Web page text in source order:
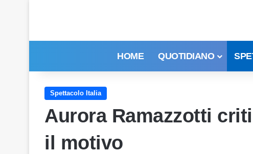
HOME QUOTIDIANO
Spettacolo Italia
Aurora Ramazzotti
il motivo